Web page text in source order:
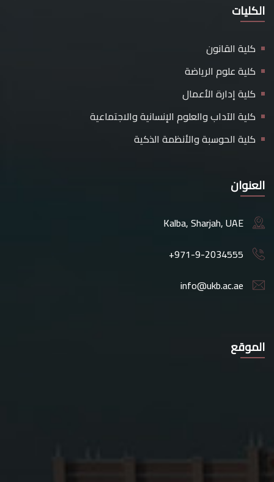
الكليات
كلية القانون
كلية علوم الرياضة
كلية إدارة الأعمال
كلية الآداب والعلوم الإنسانية والاجتماعية
كلية الحوسبة والأنظمة الذكية
العنوان
Kalba, Sharjah, UAE
+971-9-2034555
info@ukb.ac.ae
الموقع